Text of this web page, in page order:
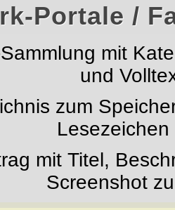
Portale /
mit
und
zum
mit Titel,
Screenshot